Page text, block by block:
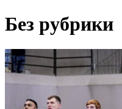
Без рубрики